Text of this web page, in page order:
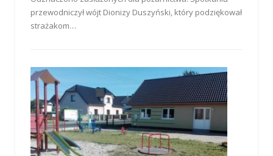
przewodniczył wójt Dionizy Duszyński, który podziękował
strażakom…